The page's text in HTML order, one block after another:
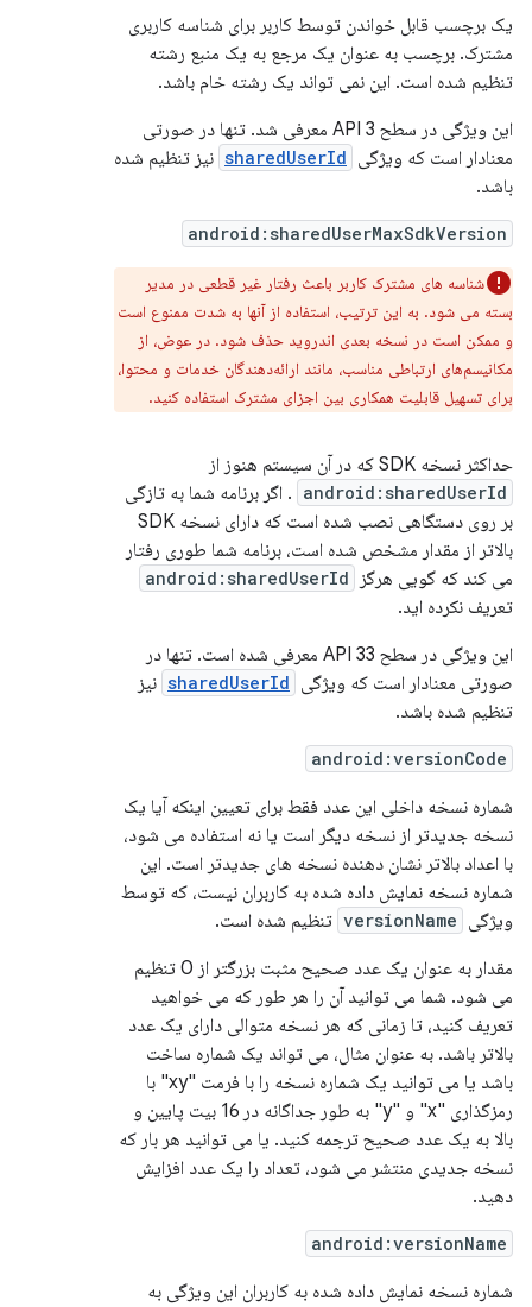
یک برچسب قابل خواندن توسط کاربر برای شناسه کاربری
مشترک. برچسب به عنوان یک مرجع به یک منبع رشته
تنظیم شده است. این نمی تواند یک رشته خام باشد.
این ویژگی در سطح 3 API معرفی شد. تنها در صورتی
معنادار است که ویژگی sharedUserId نیز تنظیم شده
باشد.
android:sharedUserMaxSdkVersion
شناسه های مشترک کاربر باعث رفتار غیر قطعی در مدیر
بسته می شود. به این ترتیب، استفاده از آنها به شدت ممنوع است
و ممکن است در نسخه بعدی اندروید حذف شود. در عوض، از
مکانیسم‌های ارتباطی مناسب، مانند ارائه‌دهندگان خدمات و محتوا،
برای تسهیل قابلیت همکاری بین اجزای مشترک استفاده کنید.
حداکثر نسخه SDK که در آن سیستم هنوز از
android:sharedUserId . اگر برنامه شما به تازگی
بر روی دستگاهی نصب شده است که دارای نسخه SDK
بالاتر از مقدار مشخص شده است، برنامه شما طوری رفتار
می کند که گویی هرگز
android:sharedUserId
تعریف نکرده اید.
این ویژگی در سطح API 33 معرفی شده است. تنها در
صورتی معنادار است که ویژگی sharedUserId نیز
تنظیم شده باشد.
android:versionCode
شماره نسخه داخلی این عدد فقط برای تعیین اینکه آیا یک
نسخه جدیدتر از نسخه دیگر است یا نه استفاده می شود،
با اعداد بالاتر نشان دهنده نسخه های جدیدتر است. این
شماره نسخه نمایش داده شده به کاربران نیست، که توسط
ویژگی versionName تنظیم شده است.
مقدار به عنوان یک عدد صحیح مثبت بزرگتر از 0 تنظیم
می شود. شما می توانید آن را هر طور که می خواهید
تعریف کنید، تا زمانی که هر نسخه متوالی دارای یک عدد
بالاتر باشد. به عنوان مثال، می تواند یک شماره ساخت
باشد یا می توانید یک شماره نسخه را با فرمت "xy" با
رمزگذاری "x" و "y" به طور جداگانه در 16 بیت پایین و
بالا به یک عدد صحیح ترجمه کنید. یا می توانید هر بار که
نسخه جدیدی منتشر می شود، تعداد را یک عدد افزایش
دهید.
android:versionName
شماره نسخه نمایش داده شده به کاربران این ویژگی به